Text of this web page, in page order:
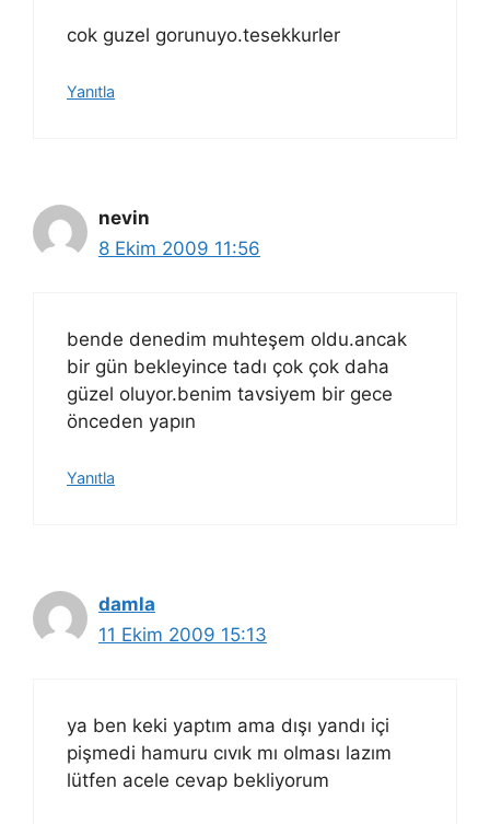
cok guzel gorunuyo.tesekkurler
Yanıtla
nevin
8 Ekim 2009 11:56
bende denedim muhteşem oldu.ancak
bir gün bekleyince tadı çok çok daha
güzel oluyor.benim tavsiyem bir gece
önceden yapın
Yanıtla
damla
11 Ekim 2009 15:13
ya ben keki yaptım ama dışı yandı içi
pişmedi hamuru cıvık mı olması lazım
lütfen acele cevap bekliyorum